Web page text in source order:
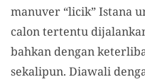
manuver “licik” Istana
calon tertentu
bahkan dengan
sekalipun. Diawali